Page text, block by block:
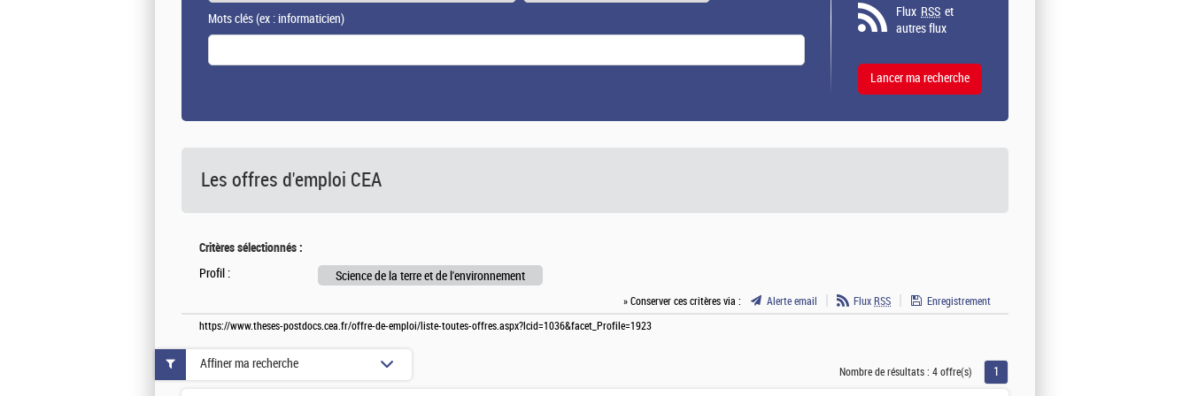
Mots clés(ex : informaticien) Flux RSS et
autres flux
Les offres d'emploi CEA
Critères sélectionnés :
Profil : Science de la terre et de l'environnement
» Conserver ces critères via : Alerte email Flux RSS
Enregistrement
https://www.theses-postdocs.cea.fr/offre-de-emploi/liste-toutes-offres.aspx?lcid=1036&facet_Profile=1923
Nombre de résultats : 4 offre(s) 1
Affiner ma recherche